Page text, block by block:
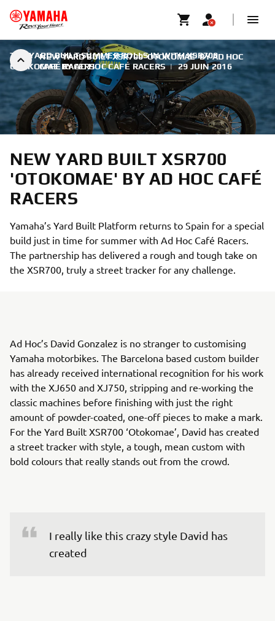
NEW YARD BUILT XSR700 'OTOKOMAE' BY AD HOC
CAFÉ RACERS
THE YARD BUILT SUMMER ROLLS IN WITH XSR700
OTOKOMAE BY AD HOC CAFÉ RACERS | 29 JUIN 2016
NEW YARD BUILT XSR700
'OTOKOMAE' BY AD HOC CAFÉ
RACERS
Yamaha’s Yard Built Platform returns to Spain for a special
build just in time for summer with Ad Hoc Café Racers.
The partnership has delivered a rough and tough take on
the XSR700, truly a street tracker for any challenge.
Ad Hoc’s David Gonzalez is no stranger to customising
Yamaha motorbikes. The Barcelona based custom builder
has already received international recognition for his work
with the XJ650 and XJ750, stripping and re-working the
classic machines before finishing with just the right
amount of powder-coated, one-off pieces to make a mark.
For the Yard Built XSR700 ‘Otokomae’, David has created
a street tracker with style, a tough, mean custom with
bold colours that really stands out from the crowd.
I really like this crazy style David has
created